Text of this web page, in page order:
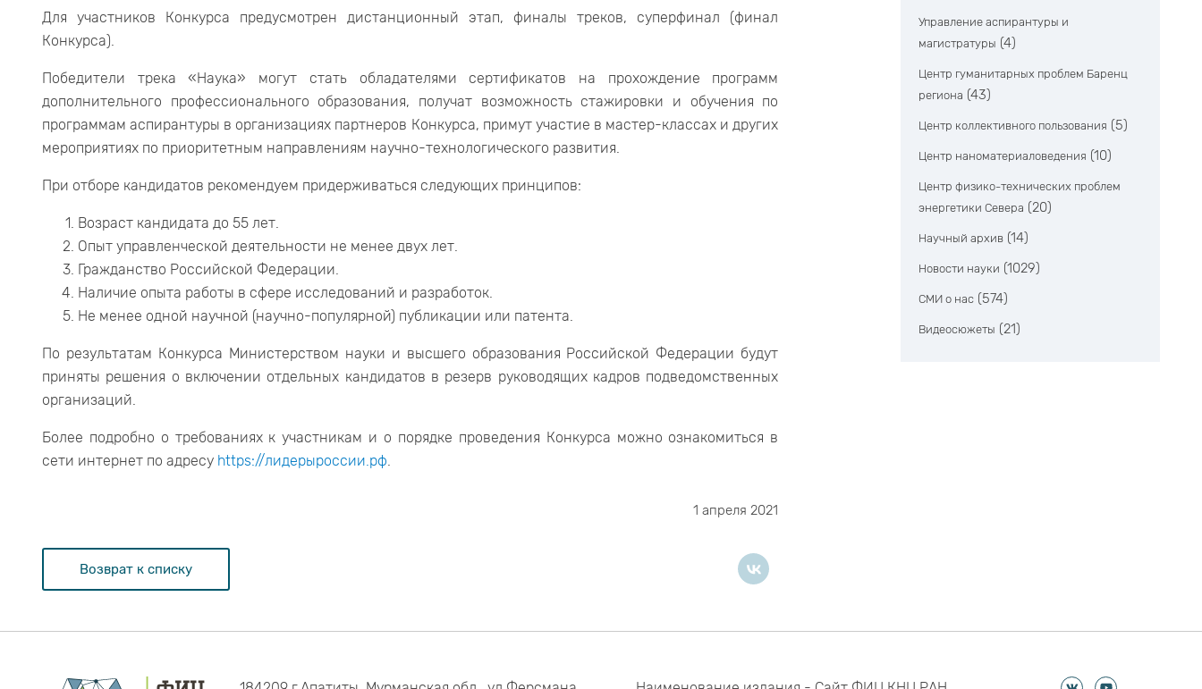
Для участников Конкурса предусмотрен дистанционный этап, финалы треков, суперфинал (финал
Конкурса).
Победители трека «Наука» могут стать обладателями сертификатов на прохождение программ
дополнительного профессионального образования, получат возможность стажировки и обучения по
программам аспирантуры в организациях партнеров Конкурса, примут участие в мастер-классах и других
мероприятиях по приоритетным направлениям научно-технологического развития.
При отборе кандидатов рекомендуем придерживаться следующих принципов:
Возраст кандидата до 55 лет.
Опыт управленческой деятельности не менее двух лет.
Гражданство Российской Федерации.
Наличие опыта работы в сфере исследований и разработок.
Не менее одной научной (научно-популярной) публикации или патента.
По результатам Конкурса Министерством науки и высшего образования Российской Федерации будут
приняты решения о включении отдельных кандидатов в резерв руководящих кадров подведомственных
организаций.
Более подробно о требованиях к участникам и о порядке проведения Конкурса можно ознакомиться в
сети интернет по адресу https://лидерыроссии.рф
1 апреля 2021
Возврат к списку
Управление аспирантуры и
магистратуры (4)
Центр гуманитарных проблем Баренц
региона (43)
Центр коллективного пользования (5)
Центр наноматериаловедения (10)
Центр физико-технических проблем
энергетики Севера (20)
Научный архив (14)
Новости науки (1029)
СМИ о нас (574)
Видеосюжеты (21)